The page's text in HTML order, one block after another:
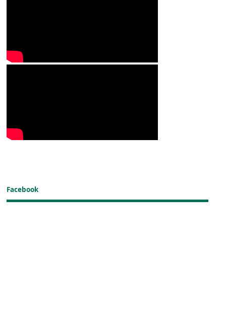
Facebook